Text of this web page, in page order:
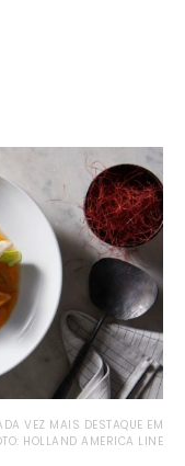
VEZ MAIS DESTAQUE EM
HOLLAND AMERICA LINE